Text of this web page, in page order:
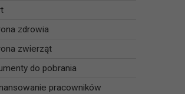
zdrowia
zwierząt
do pobrania
pracowników